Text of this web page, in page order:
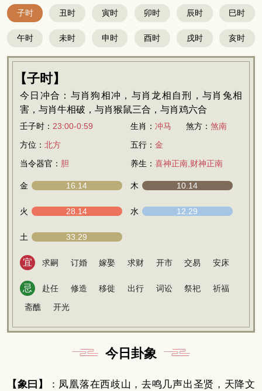
子时 丑时 寅时 卯时 辰时 巳时
午时 未时 申时 酉时 戌时 亥时
【子时】
今日冲合：与肖狗相冲，与肖龙相自刑，与肖兔相
害，与肖牛相破，与肖猴鼠三合，与肖鸡六合
壬子时： 23:00-0:59 生肖： 冲马 煞方： 煞南
方位： 北方 五行： 金
当令器官： 胆 养生： 喜神正南,财神正南
金 16.14 木 10.14
火 28.14 水 12.29
土 33.29
宜 求嗣 订婚 嫁娶 求财 开市 交易 安床
忌 赴任 修造 移徙 出行 词讼 祭祀
祈福
斋醮
开光
今日卦象
【象曰】
：凤凰落在西歧山，去鸣几声出圣贤，天降文